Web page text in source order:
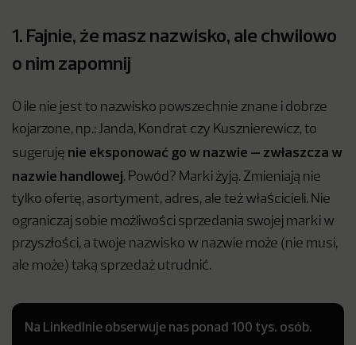
1. Fajnie, że masz nazwisko, ale chwilowo
o nim zapomnij
O ile nie jest to nazwisko powszechnie znane i dobrze
kojarzone, np.: Janda, Kondrat czy Kusznierewicz, to
sugeruję nie eksponować go w nazwie – zwłaszcza w
nazwie handlowej. Powód? Marki żyją. Zmieniają nie
tylko ofertę, asortyment, adres, ale też właścicieli. Nie
ograniczaj sobie możliwości sprzedania swojej marki w
przyszłości, a twoje nazwisko w nazwie może (nie musi,
ale może) taką sprzedaż utrudnić.
Na LinkedInie obserwuje nas ponad 100 tys. osób.